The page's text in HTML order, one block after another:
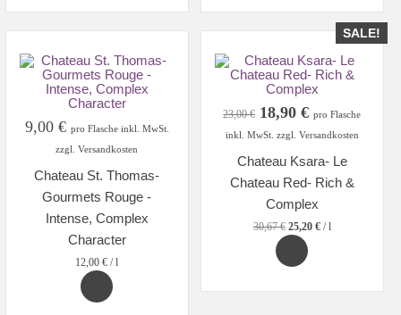
9,00 € pro Flasche inkl. MwSt.
zzgl. Versandkosten
Chateau St. Thomas-
Gourmets Rouge -
Intense, Complex
Character
12,00€ /l
SALE!
23,00€ Original
price
23,00 €.
18,90€Current
price
18,90 €.
pro Flasche
inkl. MwSt. zzgl. Versandkosten
Chateau Ksara- Le
Chateau Red- Rich &
Complex
30,67€ 25,20 €/l